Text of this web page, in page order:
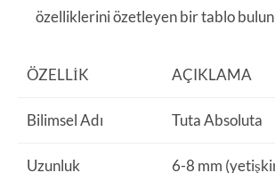
özelliklerini özetleyen bir tablo
ÖZELLIK AÇIKLAMA
Bilimsel Adı Tuta Absoluta
Uzunluk 6-8 mm